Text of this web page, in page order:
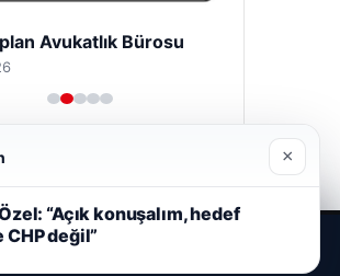
Avukatlık Bürosu
×
“Açık konuşalım, hedef
CHP değil”